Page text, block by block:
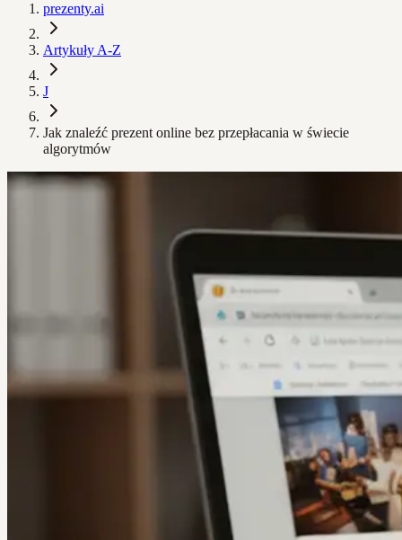
prezenty.ai
Artykuły A-Z
J
Jak znaleźć prezent online bez przepłacania w świecie
algorytmów